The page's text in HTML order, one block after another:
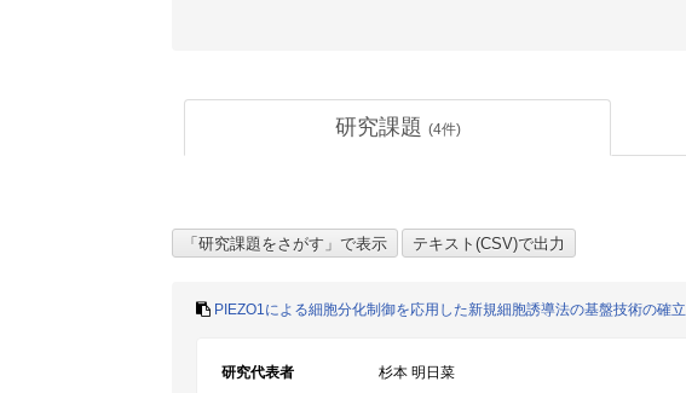
研究課題 (4件)
PIEZO1による細胞分化制御を応用した新規細胞誘導法の基盤技術の確立
研究代表者
杉本 明日菜